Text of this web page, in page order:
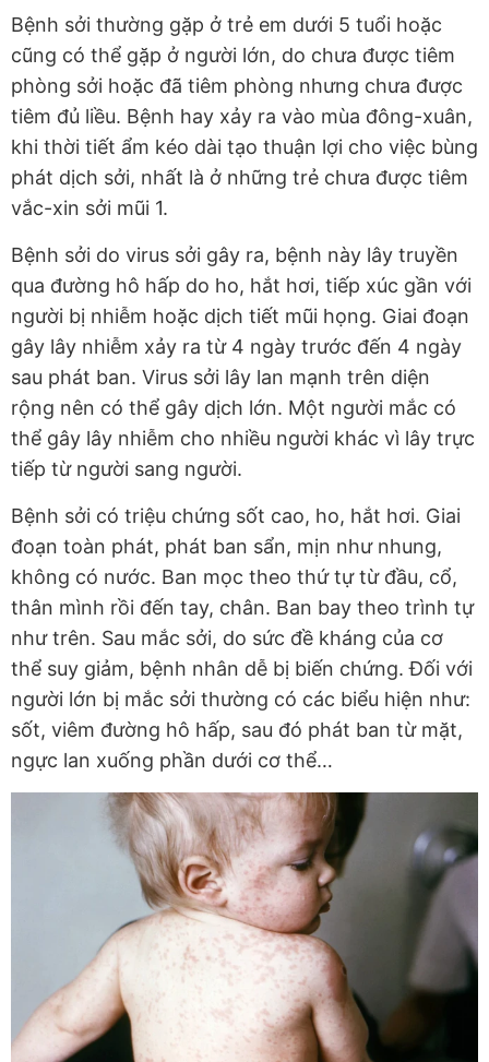
Bệnh sởi thường gặp ở trẻ em dưới 5 tuổi hoặc
cũng có thể gặp ở người lớn, do chưa được tiêm
phòng sởi hoặc đã tiêm phòng nhưng chưa được
tiêm đủ liều. Bệnh hay xảy ra vào mùa đông-xuân,
khi thời tiết ẩm kéo dài tạo thuận lợi cho việc bùng
phát dịch sởi, nhất là ở những trẻ chưa được tiêm
vắc-xin sởi mũi 1.
Bệnh sởi do virus sởi gây ra, bệnh này lây truyền
qua đường hô hấp do ho, hắt hơi, tiếp xúc gần với
người bị nhiễm hoặc dịch tiết mũi họng. Giai đoạn
gây lây nhiễm xảy ra từ 4 ngày trước đến 4 ngày
sau phát ban. Virus sởi lây lan mạnh trên diện
rộng nên có thể gây dịch lớn. Một người mắc có
thể gây lây nhiễm cho nhiều người khác vì lây trực
tiếp từ người sang người.
Bệnh sởi có triệu chứng sốt cao, ho, hắt hơi. Giai
đoạn toàn phát, phát ban sẩn, mịn như nhung,
không có nước. Ban mọc theo thứ tự từ đầu, cổ,
thân mình rồi đến tay, chân. Ban bay theo trình tự
như trên. Sau mắc sởi, do sức đề kháng của cơ
thể suy giảm, bệnh nhân dễ bị biến chứng. Đối với
người lớn bị mắc sởi thường có các biểu hiện như:
sốt, viêm đường hô hấp, sau đó phát ban từ mặt,
ngực lan xuống phần dưới cơ thể…